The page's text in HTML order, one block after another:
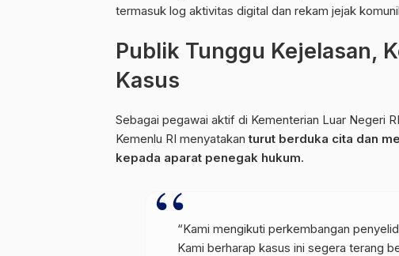
termasuk log aktivitas digital dan rekam jejak
Publik Tunggu Kejelasan,
Kasus
Sebagai pegawai aktif di Kementerian Luar Negeri
Kemenlu RI menyatakanturut berduka cita dan
kepada aparat penegak hukum.
“Kami mengikuti perkembangan
Kami berharap kasus ini segera terang